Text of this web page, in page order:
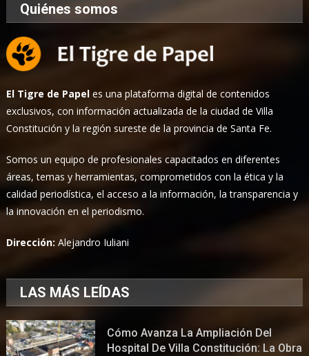
Quiénes somos
El Tigre de Papel es una plataforma digital de contenidos
exclusivos, con información actualizada de la ciudad de Villa
Constitución y la región sureste de la provincia de Santa Fe.
Somos un equipo de profesionales capacitados en diferentes
áreas, temas y herramientas, comprometidos con la ética y la
calidad periodística, el acceso a la información, la transparencia y
la innovación en el periodismo.
Dirección:Alejandro Iuliani
LAS MÁS LEÍDAS
Cómo Avanza La Ampliación Del
Hospital De Villa Constitución: La Obra